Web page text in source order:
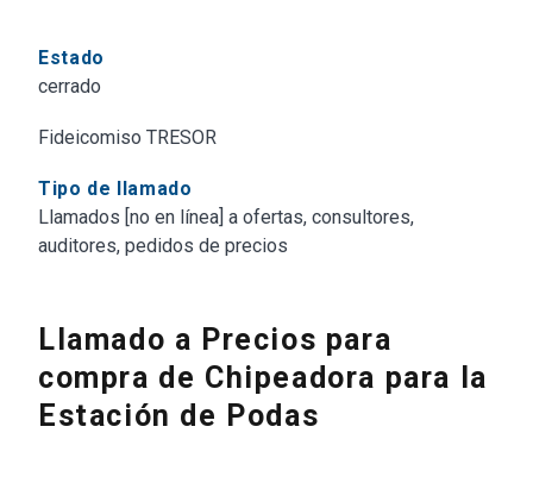
Estado
cerrado
Fideicomiso TRESOR
Tipo de llamado
Llamados [no en línea] a ofertas, consultores,
auditores, pedidos de precios
Llamado a Precios para
compra de Chipeadora para la
Estación de Podas